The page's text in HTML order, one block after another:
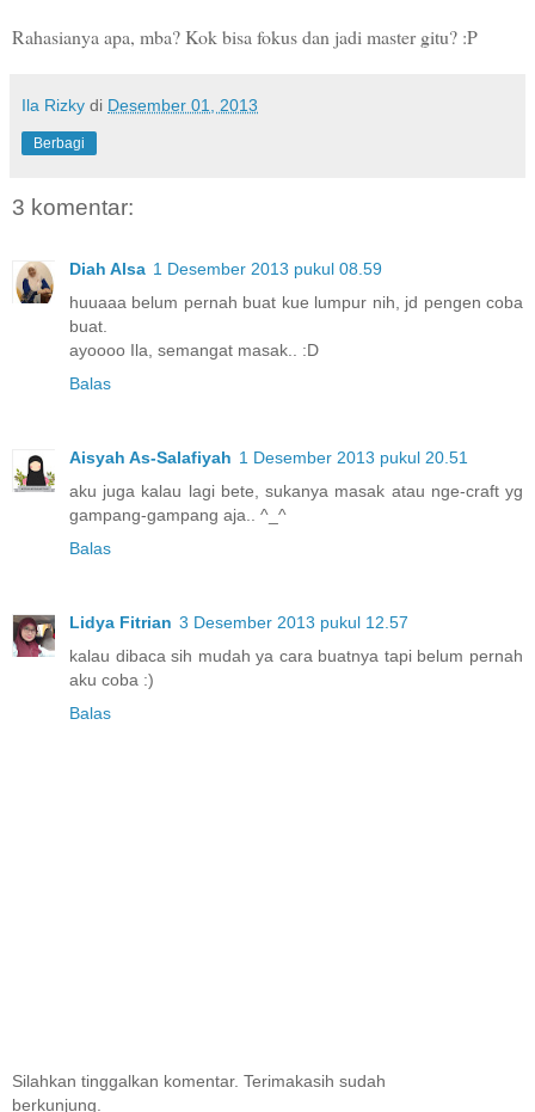
Rahasianya apa, mba? Kok bisa fokus dan jadi master gitu? :P
Ila Rizky di Desember 01, 2013
Berbagi
3 komentar:
Diah Alsa 1 Desember 2013 pukul 08.59
huuaaa belum pernah buat kue lumpur nih, jd pengen coba
buat.
ayoooo Ila, semangat masak.. :D
Balas
Aisyah As-Salafiyah 1 Desember 2013 pukul 20.51
aku juga kalau lagi bete, sukanya masak atau nge-craft yg
gampang-gampang aja.. ^_^
Balas
Lidya Fitrian 3 Desember 2013 pukul 12.57
kalau dibaca sih mudah ya cara buatnya tapi belum pernah
aku coba :)
Balas
Silahkan tinggalkan komentar. Terimakasih sudah
berkunjung.